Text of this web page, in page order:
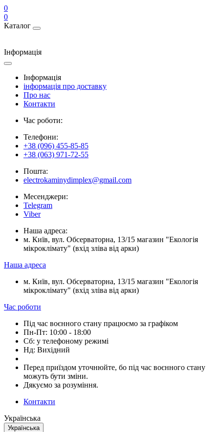
0
0
Каталог
Інформація
Інформація
інформація про доставку
Про нас
Контакти
Час роботи:
Телефони:
+38 (096) 455-85-85
+38 (063) 971-72-55
Пошта:
electrokaminydimplex@gmail.com
Месенджери:
Telegram
Viber
Наша адреса:
м. Київ, вул. Обсерваторна, 13/15 магазин "Екологія
мікроклімату" (вхід зліва від арки)
Наша адреса
м. Київ, вул. Обсерваторна, 13/15 магазин "Екологія
мікроклімату" (вхід зліва від арки)
Час роботи
Під час воєнного стану працюємо за графіком
Пн-Пт: 10:00 - 18:00
Сб: у телефоному режимі
Нд: Вихідний
Перед приїздом уточнюйте, бо під час воєнного стану
можуть бути зміни.
Дякуємо за розуміння.
Контакти
Українська
Українська